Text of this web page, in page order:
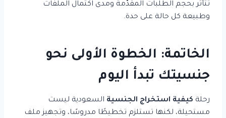
تتأثر بحجم الطلبات المقدّمة ومدى اكتمال الملفات
وطبيعة كل حالة على حدة.
الخاتمة: الخطوة الأولى نحو
جنسيتك تبدأ اليوم
رحلة كيفية استخراج الجنسية السعودية ليست
مستحيلة، لكنها تستلزم تخطيطًا مدروسًا، وتجهيز ملف